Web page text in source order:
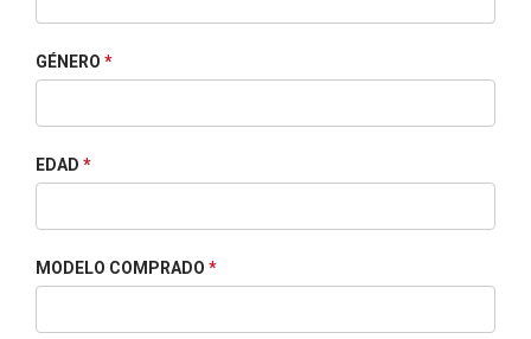
GÉNERO *
EDAD *
MODELO COMPRADO *